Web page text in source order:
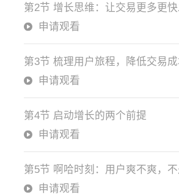
第2节 增长思维：让交易更多更
申请观看
第3节 梳理用户旅程，降低交易
申请观看
第4节 启动增长的两个前提
申请观看
第5节 啊哈时刻：用户爽不爽，
申请观看